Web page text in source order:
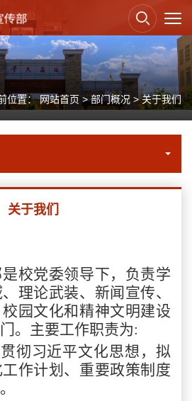
位置：网站首页 >部门概况 >关于我们
关于我们
校党委领导下，负责学
理论武装、新闻宣传、
园文化和精神文明建设
。主要工作职责为:
彻习近平文化思想，拟
作计划、重要政策制度